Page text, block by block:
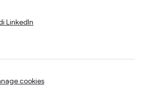
LinkedIn
cookies